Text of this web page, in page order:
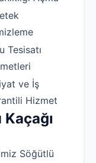
Tesisatı
ve İş
Hizmet
Söğütlü